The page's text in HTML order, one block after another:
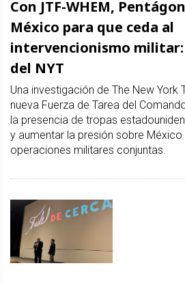
Con JTF-WHEM,
México para que ceda al
intervencionismo
del NYT
Una investigación de The New York
nueva Fuerza de Tarea del
la presencia de tropas
y aumentar la presión sobre
operaciones militares conjuntas.